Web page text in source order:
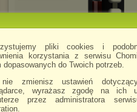
pliki cookies i
korzystania z serwisu
dopasowanych do Twoich potrzeb.
zmienisz ustawień
wyrażasz zgodę na ich
przez administratora